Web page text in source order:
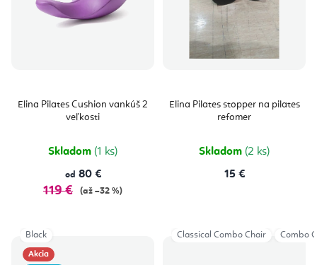
Elina Pilates Cushion vankúš 2
veľkosti
Skladom (1 ks)
od 80 €
119 € (až –32 %)
Elina Pilates stopper na pilates
refomer
Skladom (2 ks)
15 €
Akcia
Black Classical Combo Chair Combo